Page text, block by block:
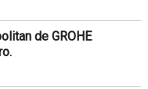
de GROHE